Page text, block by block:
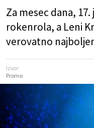
Za mesec dana,
rokenrola, a Leni
verovatno
Izvor:
Promo